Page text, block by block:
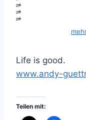
Life is good.
www.andy-
Teilen mit: